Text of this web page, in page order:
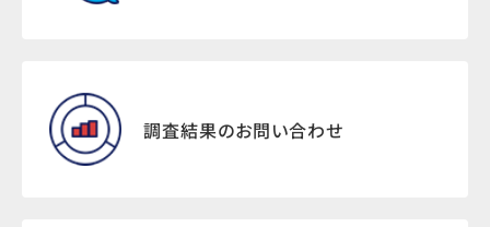
調査結果のお問い合わせ